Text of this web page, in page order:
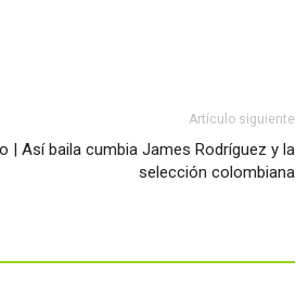
Artículo siguiente
| Así baila cumbia James Rodríguez y la
selección colombiana